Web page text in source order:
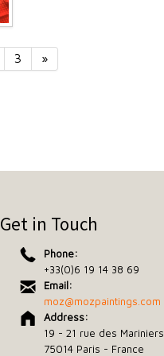
3 »
Get in Touch
Phone:
+33(0)6 19 14 38 69
Email:
moz@mozpaintings.com
Address:
19 - 21 rue des Mariniers
75014 Paris - France